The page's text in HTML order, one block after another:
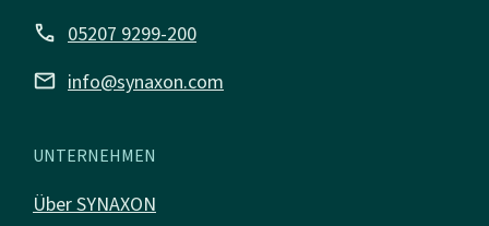
call 05207 9299-200
mail info@synaxon.com
UNTERNEHMEN
Über SYNAXON